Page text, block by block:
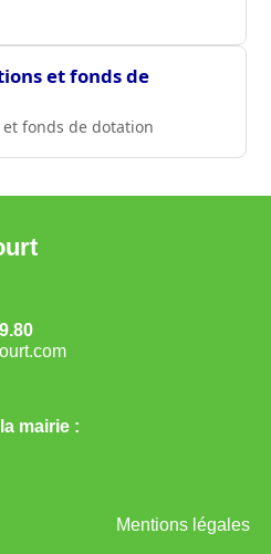
et fonds de
fonds de dotation
mairie :
Mentions légales